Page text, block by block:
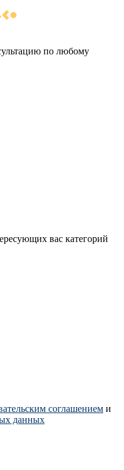
по любому
вас категорий
соглашением и
данных